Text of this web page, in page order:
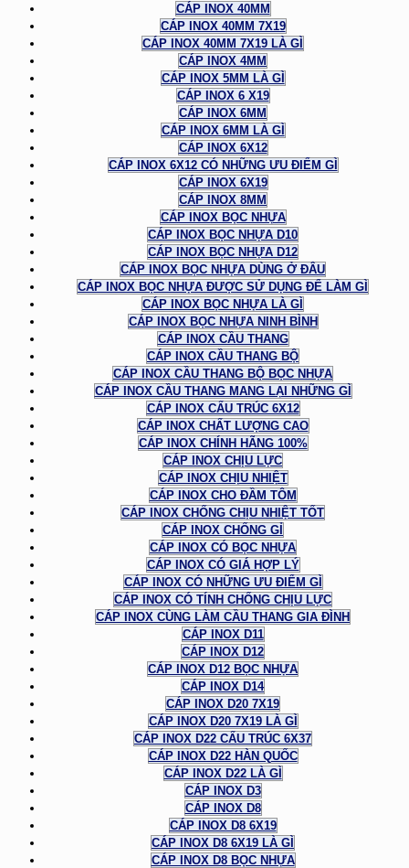
CÁP INOX 40MM
CÁP INOX 40MM 7X19
CÁP INOX 40MM 7X19 LÀ GÌ
CÁP INOX 4MM
CÁP INOX 5MM LÀ GÌ
CÁP INOX 6 X19
CÁP INOX 6MM
CÁP INOX 6MM LÀ GÌ
CÁP INOX 6X12
CÁP INOX 6X12 CÓ NHỮNG ƯU ĐIỂM GÌ
CÁP INOX 6X19
CÁP INOX 8MM
CÁP INOX BỌC NHỰA
CÁP INOX BỌC NHỰA D10
CÁP INOX BỌC NHỰA D12
CÁP INOX BỌC NHỰA DÙNG Ở ĐÂU
CÁP INOX BỌC NHỰA ĐƯỢC SỬ DỤNG ĐỂ LÀM GÌ
CÁP INOX BỌC NHỰA LÀ GÌ
CÁP INOX BỌC NHỰA NINH BÌNH
CÁP INOX CẦU THANG
CÁP INOX CẦU THANG BỘ
CÁP INOX CẦU THANG BỘ BỌC NHỰA
CÁP INOX CẦU THANG MANG LẠI NHỮNG GÌ
CÁP INOX CẤU TRÚC 6X12
CÁP INOX CHẤT LƯỢNG CAO
CÁP INOX CHÍNH HÃNG 100%
CÁP INOX CHỊU LỰC
CÁP INOX CHỊU NHIỆT
CÁP INOX CHO ĐẦM TÔM
CÁP INOX CHỐNG CHỊU NHIỆT TỐT
CÁP INOX CHỐNG GỈ
CÁP INOX CÓ BỌC NHỰA
CÁP INOX CÓ GIÁ HỢP LÝ
CÁP INOX CÓ NHỮNG ƯU ĐIỂM GÌ
CÁP INOX CÓ TÍNH CHỐNG CHỊU LỰC
CÁP INOX CÙNG LÀM CẦU THANG GIA ĐÌNH
CÁP INOX D11
CÁP INOX D12
CÁP INOX D12 BỌC NHỰA
CÁP INOX D14
CÁP INOX D20 7X19
CÁP INOX D20 7X19 LÀ GÌ
CÁP INOX D22 CẤU TRÚC 6X37
CÁP INOX D22 HÀN QUỐC
CÁP INOX D22 LÀ GÌ
CÁP INOX D3
CÁP INOX D8
CÁP INOX D8 6X19
CÁP INOX D8 6X19 LÀ GÌ
CÁP INOX D8 BỌC NHỰA